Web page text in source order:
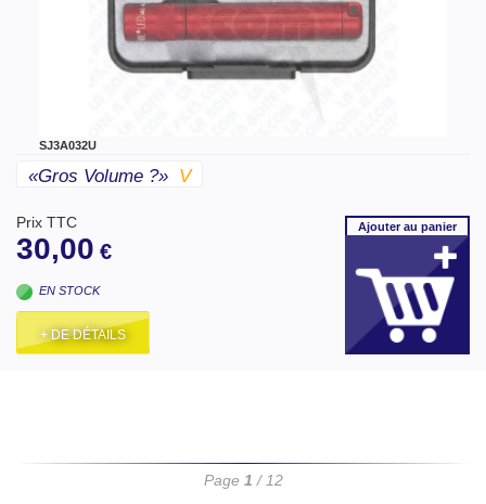
SJ3A032U
«gros Volume ?» V
Prix TTC
30,00 €
EN STOCK
+ DE DÉTAILS
Ajouterau panier
Page 1 / 12